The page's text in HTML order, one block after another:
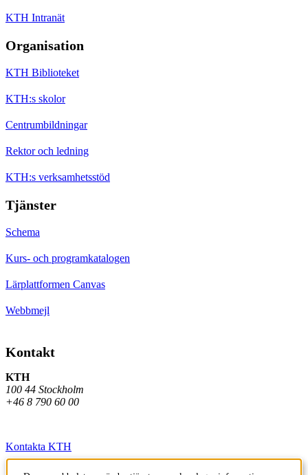
KTH Intranät
Organisation
KTH Biblioteket
KTH:s skolor
Centrumbildningar
Rektor och ledning
KTH:s verksamhetsstöd
Tjänster
Schema
Kurs- och programkatalogen
Lärplattformen Canvas
Webbmejl
Kontakt
KTH
100 44 Stockholm
+46 8 790 60 00
Kontakta KTH
Jobba på KTH